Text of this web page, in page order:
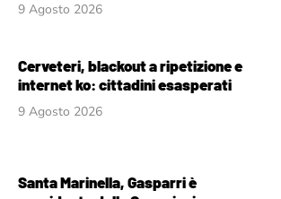
9 Agosto 2026
Cerveteri, blackout a ripetizione e
internet ko: cittadini esasperati
9 Agosto 2026
Santa Marinella, Gasparri è